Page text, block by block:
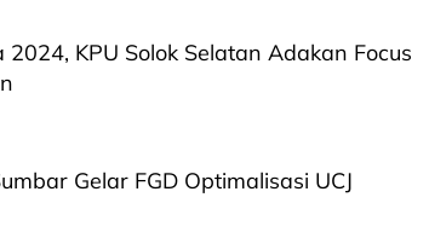
2024, KPU Solok Selatan Adakan Focus
Gelar FGD Optimalisasi UCJ